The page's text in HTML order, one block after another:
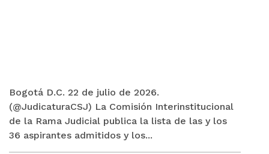
Bogotá D.C. 22 de julio de 2026.
(@JudicaturaCSJ) La Comisión Interinstitucional
de la Rama Judicial publica la lista de las y los
36 aspirantes admitidos y los...